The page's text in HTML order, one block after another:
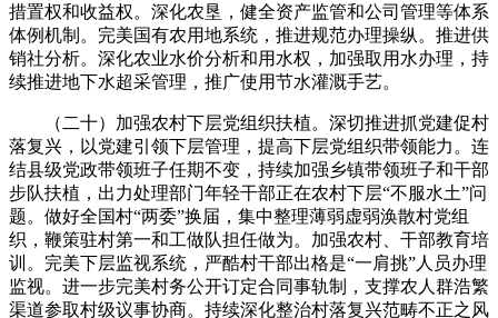
措置权和收益权。深化农垦，健全资产监管和公司管理等体系
体例机制。完美国有农用地系统，推进规范办理操纵。推进供
销社分析。深化农业水价分析和用水权，加强取用水办理，持
续推进地下水超采管理，推广使用节水灌溉手艺。
（二十）加强农村下层党组织扶植。深切推进抓党建促村
落复兴，以党建引领下层管理，提高下层党组织带领能力。连
结县级党政带领班子任期不变，持续加强乡镇带领班子和干部
步队扶植，出力处理部门年轻干部正在农村下层“不服水土”问
题。做好全国村“两委”换届，集中整理薄弱虚弱涣散村党组
织，鞭策驻村第一和工做队担任做为。加强农村、干部教育培
训。完美下层监视系统，严酷村干部出格是“一肩挑”人员办理
监视。进一步完美村务公开订定合同事轨制，支撑农人群浩繁
渠道参取村级议事协商。持续深化整治村落复兴范畴不正之风